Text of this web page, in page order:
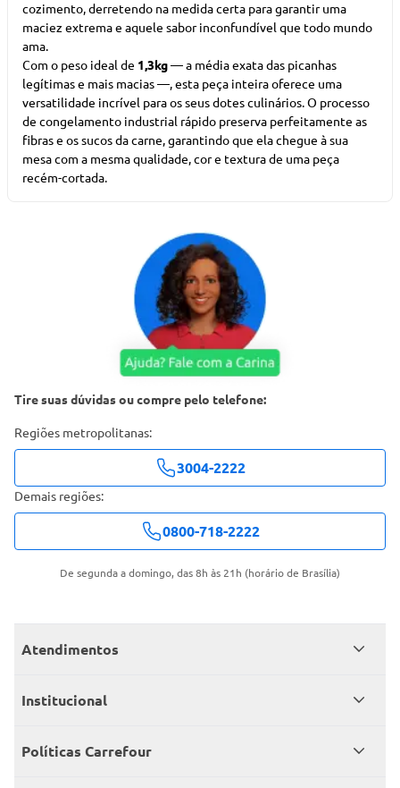
cozimento, derretendo na medida certa para garantir uma
maciez extrema e aquele sabor inconfundível que todo mundo
ama.
Com o peso ideal de 1,3kg— a média exata das picanhas
legítimas e mais macias —, esta peça inteira oferece uma
versatilidade incrível para os seus dotes culinários. O processo
de congelamento industrial rápido preserva perfeitamente as
fibras e os sucos da carne, garantindo que ela chegue à sua
mesa com a mesma qualidade, cor e textura de uma peça
recém-cortada.
Tire suas dúvidas ou compre pelo telefone:
Regiões metropolitanas:
3004-2222
Demais regiões:
0800-718-2222
De segunda a domingo, das 8h às 21h (horário de Brasília)
Atendimentos
Meus pedidos
Institucional
Grupo Carrefour Brasil
Políticas Carrefour